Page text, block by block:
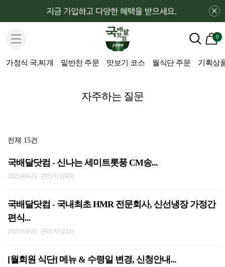
×
0
가정식 국,찌개 밑반찬 주문 맛보기 코스 월식단 주문 기획상
자주하는 질문
전체 15건
국배달닷컴 - 신나는 세미트롯풍 CM송...
2025-04-21 관리자 (243)
국배달닷컴 - 국내최초 HMR 전문회사, 신선냉장 가정간
편식...
2025-04-21 관리자 (253)
[월회원 식단] 메뉴 & 수령일 변경, 신청안내...